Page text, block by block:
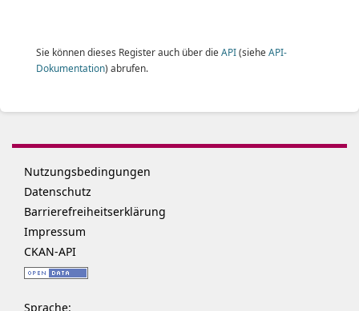
Sie können dieses Register auch über die API(siehe API-
Dokumentation) abrufen.
Nutzungsbedingungen
Datenschutz
Barrierefreiheitserklärung
Impressum
CKAN-API
Sprache